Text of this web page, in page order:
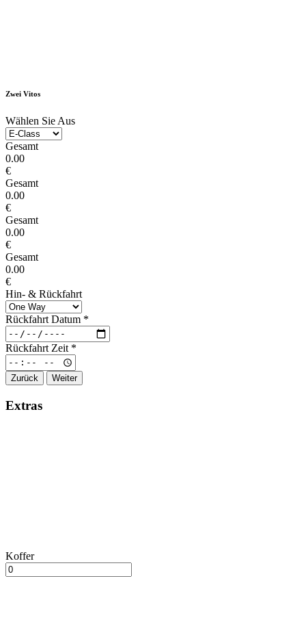
Zwei Vitos
Wählen Sie Aus
Gesamt
0.00
€
Gesamt
0.00
€
Gesamt
0.00
€
Gesamt
0.00
€
Hin- & Rückfahrt
Rückfahrt Datum *
Rückfahrt Zeit *
Zurück Weiter
Extras
Koffer